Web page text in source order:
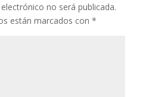
no será publicada.
están marcados con *